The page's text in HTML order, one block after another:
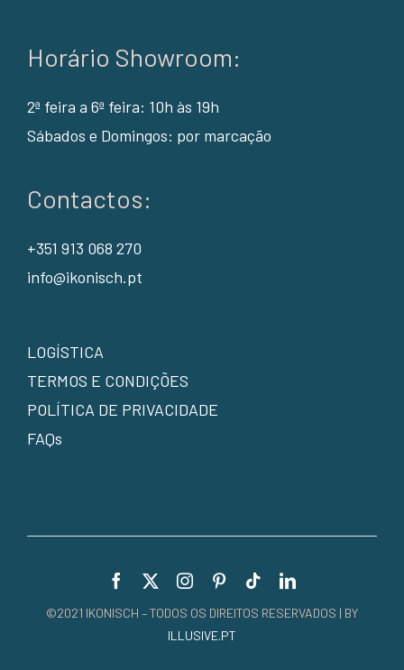
Horário Showroom:
2ª feira a 6ª feira: 10h às 19h
Sábados e Domingos: por marcação
Contactos:
+351 913 068 270
info@ikonisch.pt
LOGÍSTICA
TERMOS E CONDIÇÕES
POLÍTICA DE PRIVACIDADE
FAQs
©2021 IKONISCH – TODOS OS DIREITOS RESERVADOS | BY
ILLUSIVE.PT